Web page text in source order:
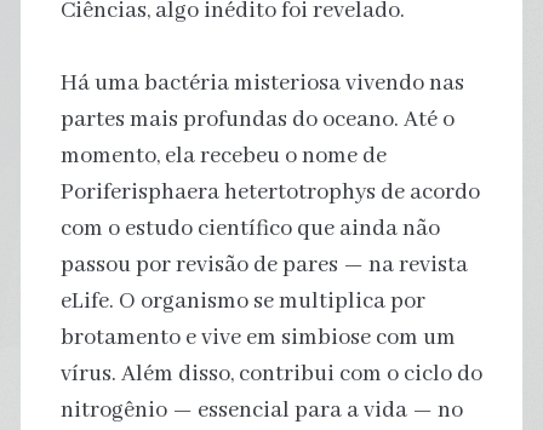
Ciências, algo inédito foi revelado.
Há uma bactéria misteriosa vivendo nas
partes mais profundas do oceano. Até o
momento, ela recebeu o nome de
Poriferisphaera hetertotrophys de acordo
com o estudo científico que ainda não
passou por revisão de pares — na revista
eLife. O organismo se multiplica por
brotamento e vive em simbiose com um
vírus. Além disso, contribui com o ciclo do
nitrogênio — essencial para a vida — no